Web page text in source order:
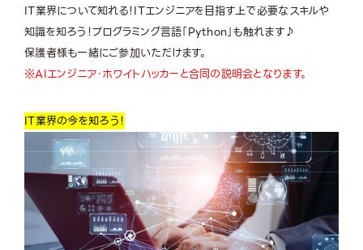
IT業界について知れる！ITエンジニアを目指す上で必要なスキルや
知識を知ろう！プログラミング言語「Python」も触れます♪
保護者様も一緒にご参加いただけます。
※AIエンジニア・ホワイトハッカーと合同の説明会となります。
IT業界の今を知ろう！